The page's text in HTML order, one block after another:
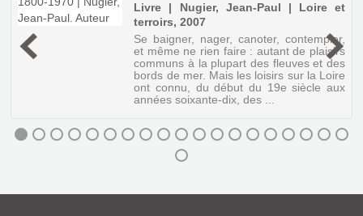
Livre | Nugier, Jean-Paul | Loire et
terroirs, 2007
Se baigner, nager, canoter, contempler,
et même ne rien faire : autant de plaisirs
communs à la plupart des fleuves et des
bords de mer. Mais les loisirs sur la Loire
ont connu, du début du 19e siècle aux
années soixante-dix, des ...